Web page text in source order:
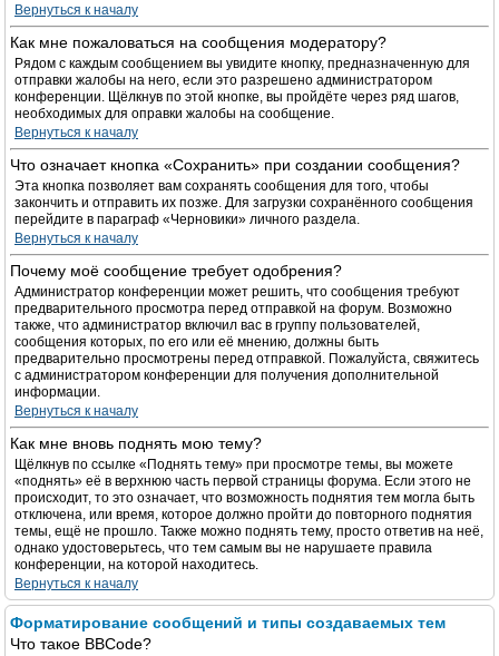
Вернуться к началу
Как мне пожаловаться на сообщения модератору?
Рядом с каждым сообщением вы увидите кнопку, предназначенную для
отправки жалобы на него, если это разрешено администратором
конференции. Щёлкнув по этой кнопке, вы пройдёте через ряд шагов,
необходимых для оправки жалобы на сообщение.
Вернуться к началу
Что означает кнопка «Сохранить» при создании сообщения?
Эта кнопка позволяет вам сохранять сообщения для того, чтобы
закончить и отправить их позже. Для загрузки сохранённого сообщения
перейдите в параграф «Черновики» личного раздела.
Вернуться к началу
Почему моё сообщение требует одобрения?
Администратор конференции может решить, что сообщения требуют
предварительного просмотра перед отправкой на форум. Возможно
также, что администратор включил вас в группу пользователей,
сообщения которых, по его или её мнению, должны быть
предварительно просмотрены перед отправкой. Пожалуйста, свяжитесь
с администратором конференции для получения дополнительной
информации.
Вернуться к началу
Как мне вновь поднять мою тему?
Щёлкнув по ссылке «Поднять тему» при просмотре темы, вы можете
«поднять» её в верхнюю часть первой страницы форума. Если этого не
происходит, то это означает, что возможность поднятия тем могла быть
отключена, или время, которое должно пройти до повторного поднятия
темы, ещё не прошло. Также можно поднять тему, просто ответив на неё,
однако удостоверьтесь, что тем самым вы не нарушаете правила
конференции, на которой находитесь.
Вернуться к началу
Форматирование сообщений и типы создаваемых тем
Что такое BBCode?